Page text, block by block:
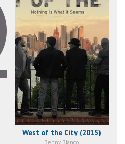
West of the City (2015)